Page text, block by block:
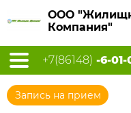
ООО
Компания"
+7(86148) -6-01-
Запись на прием